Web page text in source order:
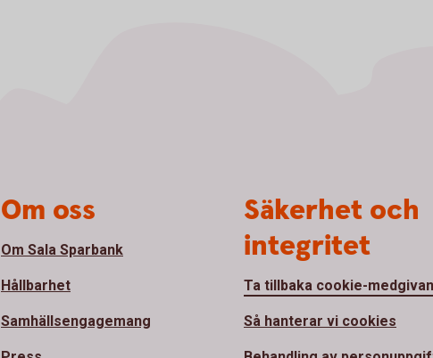
Om oss
Om Sala Sparbank
Hållbarhet
Samhällsengagemang
Säkerhet och
integritet
Ta tillbaka cookie-
Så hanterar vi cookies